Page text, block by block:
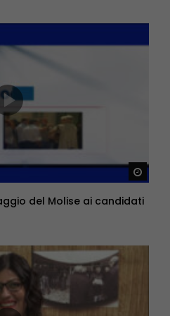
del Molise ai candidati